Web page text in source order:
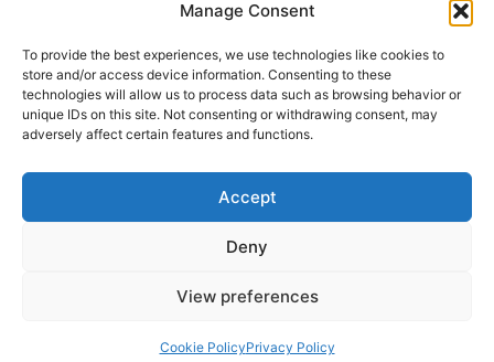
Manage Consent
To provide the best experiences, we use technologies like cookies to
store and/or access device information. Consenting to these
technologies will allow us to process data such as browsing behavior or
unique IDs on this site. Not consenting or withdrawing consent, may
adversely affect certain features and functions.
Accept
Deny
View preferences
Cookie PolicyPrivacy Policy
15 La Bourdonnerie 50430 Vesly
prosecuted.blusher.yielded
DE
Datenschutzrichtlinie